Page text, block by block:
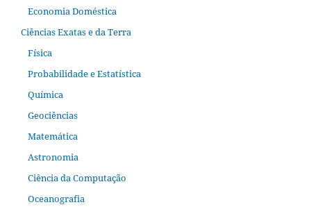
Economia Doméstica
Ciências Exatas e da Terra
Física
Probabilidade e Estatística
Química
Geociências
Matemática
Astronomia
Ciência da Computação
Oceanografia